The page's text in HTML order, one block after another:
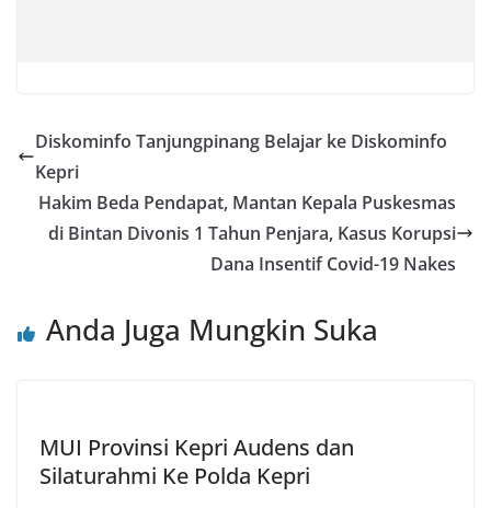
Diskominfo Tanjungpinang Belajar ke Diskominfo
Kepri
Hakim Beda Pendapat, Mantan Kepala Puskesmas
di Bintan Divonis 1 Tahun Penjara, Kasus Korupsi
Dana Insentif Covid-19 Nakes
Anda Juga Mungkin Suka
MUI Provinsi Kepri Audens dan
Silaturahmi Ke Polda Kepri